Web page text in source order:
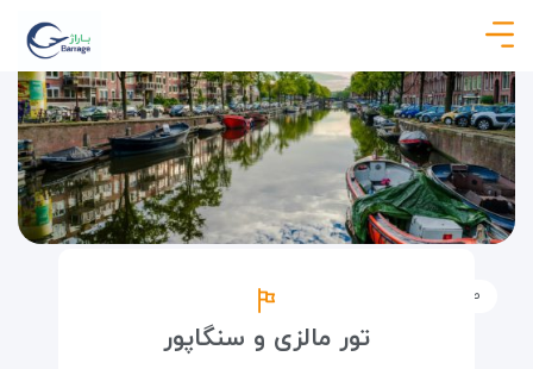
صفحه نخست تورهای خارجی
تور مالزی و سنگاپور